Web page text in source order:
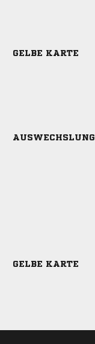
GELBE KARTE
AUSWECHSLUNG
GELBE KARTE